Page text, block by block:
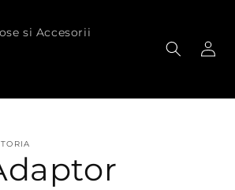
si Accesorii
Conectați-
vă